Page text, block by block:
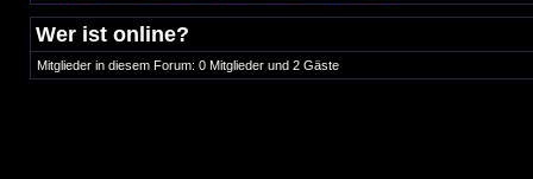
Wer ist online?
Mitglieder in diesem Forum: 0 Mitglieder und 2 Gäste